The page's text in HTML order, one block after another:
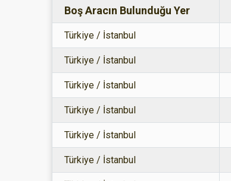
Boş Aracın Bulunduğu Yer
Türkiye / İstanbul
Türkiye / İstanbul
Türkiye / İstanbul
Türkiye / İstanbul
Türkiye / İstanbul
Türkiye / İstanbul